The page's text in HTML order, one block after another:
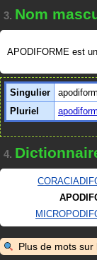
3. Nom
APODIFORME est un
Singulier
Pluriel
4.
Plus de mots sur